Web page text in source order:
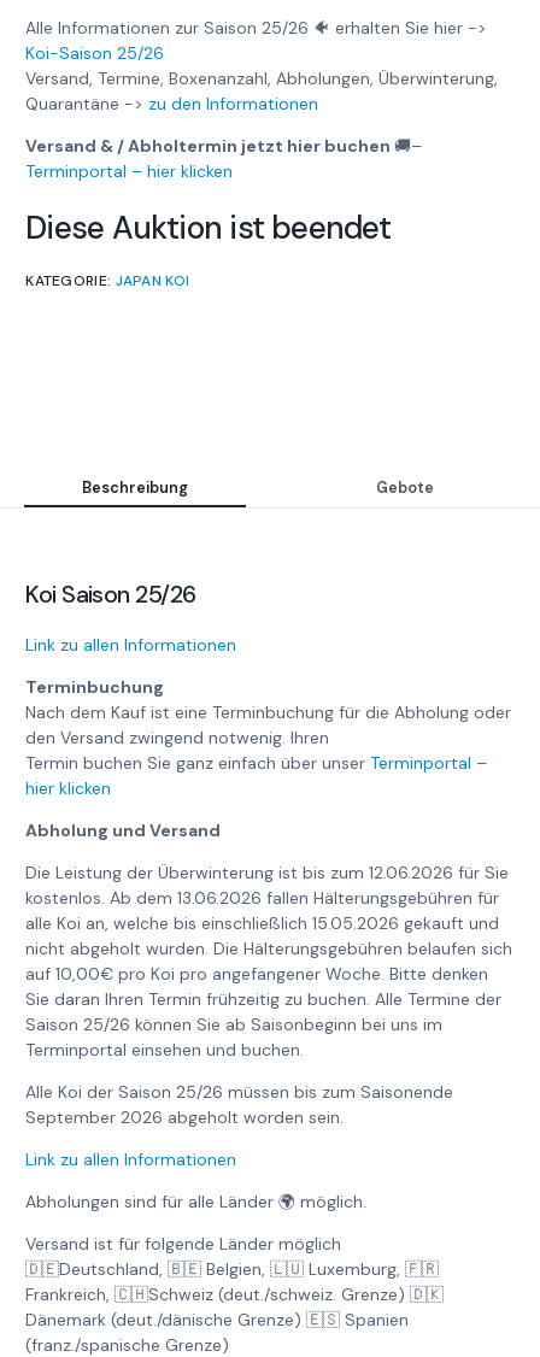
Alle Informationen zur Saison 25/26 🐠 erhalten Sie hier ->
Koi-Saison 25/26
Versand, Termine, Boxenanzahl, Abholungen, Überwinterung,
Quarantäne -> zu den Informationen
Versand & / Abholtermin jetzt hier buchen 🚚–
Terminportal – hier klicken
Diese Auktion ist beendet
KATEGORIE: JAPAN KOI
Beschreibung Gebote
Koi Saison 25/26
Link zu allen Informationen
Terminbuchung
Nach dem Kauf ist eine Terminbuchung für die Abholung oder
den Versand zwingend notwenig. Ihren
Termin buchen Sie ganz einfach über unserTerminportal –
hier klicken
Abholung und Versand
Die Leistung der Überwinterung ist bis zum 12.06.2026 für Sie
kostenlos. Ab dem 13.06.2026 fallen Hälterungsgebühren für
alle Koi an, welche bis einschließlich 15.05.2026 gekauft und
nicht abgeholt wurden. Die Hälterungsgebühren belaufen sich
auf 10,00€ pro Koi pro angefangener Woche. Bitte denken
Sie daran Ihren Termin frühzeitig zu buchen. Alle Termine der
Saison 25/26 können Sie ab Saisonbeginn bei uns im
Terminportal einsehen und buchen.
Alle Koi der Saison 25/26 müssen bis zum Saisonende
September 2026 abgeholt worden sein.
Link zu allen Informationen
Abholungen sind für alle Länder 🌍 möglich.
Versand ist für folgende Länder möglich
🇩🇪Deutschland, 🇧🇪 Belgien, 🇱🇺 Luxemburg, 🇫🇷
Frankreich, 🇨🇭Schweiz (deut./schweiz. Grenze) 🇩🇰
Dänemark (deut./dänische Grenze) 🇪🇸 Spanien
(franz./spanische Grenze)